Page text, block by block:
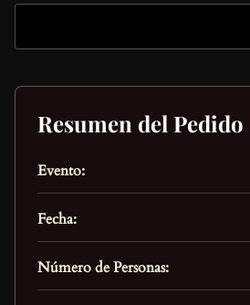
Resumen del Pedido
Evento:
Fecha:
Número de Personas: